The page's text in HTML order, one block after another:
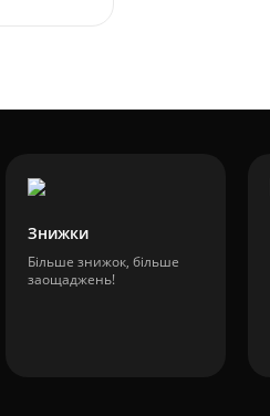
Знижки
Більше знижок, більше
заощаджень!